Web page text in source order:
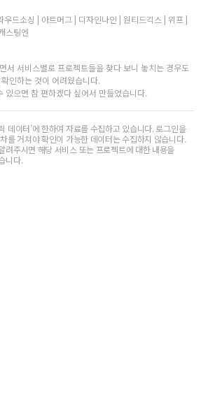
드소싱 | 아트머그 | 디자인나인 | 원티드긱스 | 위프 |
스팅엔
서 서비스별로 프로젝트들을 찾다 보니 놓치는 경우도
인하는 것이 어려웠습니다.
있으면 참 편하겠다 싶어서 만들었습니다.
데이터’에 한하여 자료를 수집하고 있습니다. 로그인을
를 거쳐야 확인이 가능한 데이터는 수집하지 않습니다.
려주시면 해당 서비스 또는 프로젝트에 대한 내용을
니다.